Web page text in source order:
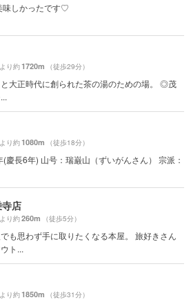
味しかったです♡
り約1720m （徒歩29分）
大正時代に創られた茶の湯のための場。 ◎茂
り約1080m （徒歩18分）
慶長6年) 山号：瑞巌山（ずいがんさん） 宗派：
店
り約260m （徒歩5分）
も思わず手に取りたくなる本屋。 旅好きさん
ト...
り約1850m （徒歩31分）